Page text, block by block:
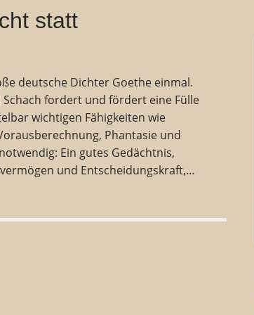
statt
deutsche Dichter Goethe einmal.
Schach fordert und fördert eine Fülle
wichtigen Fähigkeiten wie
Phantasie und
Ein gutes Gedächtnis,
und Entscheidungskraft,…